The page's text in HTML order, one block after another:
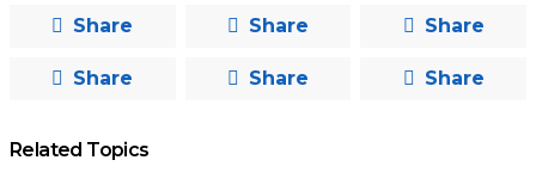
Share Share Share
Share Share Share
Related Topics